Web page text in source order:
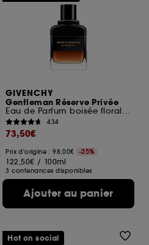
GIVENCHY
Gentleman Réserve Privée
Eau de Parfum boisée florale ambrée pour homme
434
73,50€
Prix d'origine : 98,00€ -25%
122,50€ / 100ml
3 contenances disponibles
Ajouter au panier
Hot on social